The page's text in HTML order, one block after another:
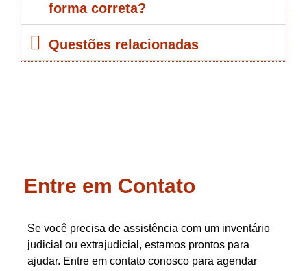
forma correta?
Questões relacionadas
Entre em Contato
Se você precisa de assistência com um inventário
judicial ou extrajudicial, estamos prontos para
ajudar. Entre em contato conosco para agendar